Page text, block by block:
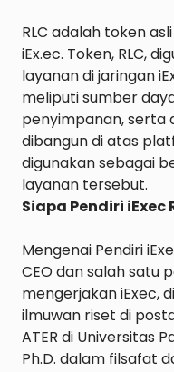
RLC adalah token
iEx.ec. Token, RLC,
layanan di jaringan
meliputi sumber
penyimpanan, serta
dibangun di atas
digunakan sebagai
Siapa Pendiri iExec
Mengenai Pendiri
CEO dan salah satu
mengerjakan iExec,
ilmuwan riset di
ATER di Universitas
Ph.D. dalam filsafat